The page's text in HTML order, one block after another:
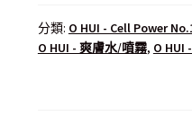
分類: O HUI - Cell Power
O HUI - 爽膚水/噴霧, O HUI